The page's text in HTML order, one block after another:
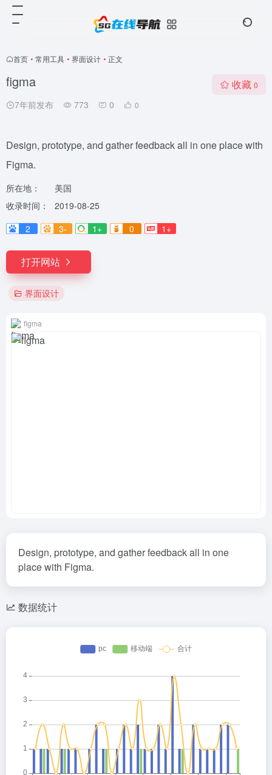
首页 • 常用工具 • 界面设计 • 正文
figma
7年前发布 773 0 0
收藏 0
Design, prototype, and gather feedback all in one place with
Figma.
所在地：
美国
收录时间：
2019-08-25
2
3- 1+ 0 1+
打开网站
界面设计
figma
Design, prototype, and gather feedback all in one
place with Figma.
数据统计